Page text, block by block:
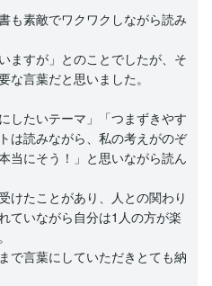
も素敵でワクワクしながら読み
ますが」とのことでしたが、そ
な言葉だと思いました。
したいテーマ」「つまずきやす
は読みながら、私の考えがのぞ
当にそう！」と思いながら読ん
けたことがあり、人との関わり
ていながら自分は1人の方が楽
で言葉にしていただきとても納